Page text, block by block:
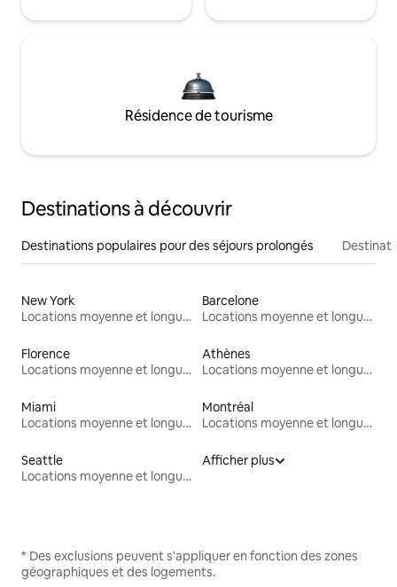
Résidence de tourisme
Destinations à découvrir
Destinations populaires pour des séjours prolongés
New York
Locations moyenne et longue durée
Barcelone
Locations moyenne et longue durée
Florence
Locations moyenne et longue durée
Athènes
Locations moyenne et longue durée
Miami
Locations moyenne et longue durée
Montréal
Locations moyenne et longue durée
Seattle
Locations moyenne et longue durée
Afficher plus
* Des exclusions peuvent s'appliquer en fonction des zones
géographiques et des logements.